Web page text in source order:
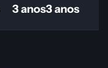
3 anos3 anos